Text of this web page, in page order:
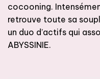
cocooning.
retrouve toute sa
un duo d’actifs qui
ABYSSINIE.